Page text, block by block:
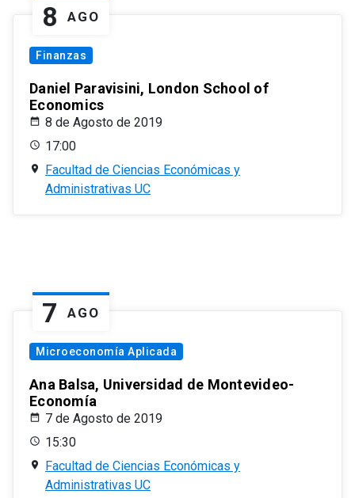
8 AGO
Finanzas
Daniel Paravisini, London School of
Economics
8 de Agosto de 2019
17:00
Facultad de Ciencias Económicas y
Administrativas UC
7 AGO
Microeconomía Aplicada
Ana Balsa, Universidad de Montevideo-
Economía
7 de Agosto de 2019
15:30
Facultad de Ciencias Económicas y
Administrativas UC